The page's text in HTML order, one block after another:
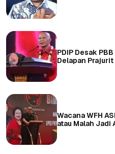
PDIP Desak
Delapan
Wacana WFH
atau Malah Jadi